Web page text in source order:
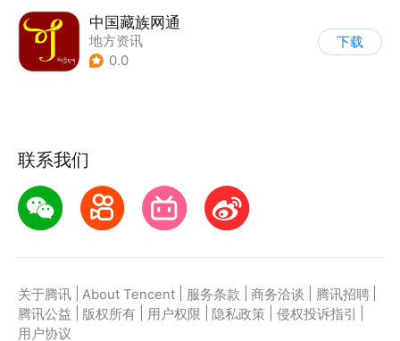
中国藏族网通
地方资讯
0.0
下载
联系我们
关于腾讯 About Tencent 服务条款 商务洽谈 腾讯招聘
腾讯公益
版权所有 用户权限 隐私政策 侵权投诉指引
用户协议